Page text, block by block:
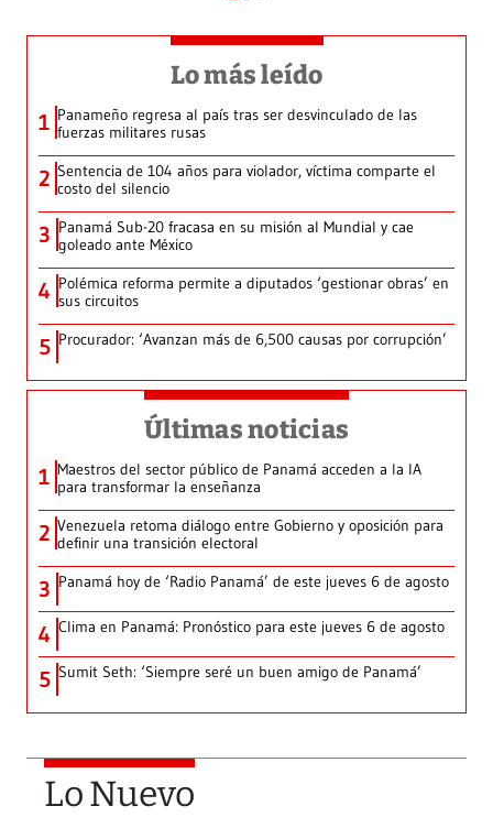
Lo más leído
1 Panameño regresa al país tras ser desvinculado de las
fuerzas militares rusas
2 Sentencia de 104 años para violador, víctima comparte el
costo del silencio
3 Panamá Sub-20 fracasa en su misión al Mundial y cae
goleado ante México
4 Polémica reforma permite a diputados ‘gestionar obras’ en
sus circuitos
5 Procurador: ‘Avanzan más de 6,500 causas por corrupción’
Últimas noticias
1 Maestros del sector público de Panamá acceden a la IA
para transformar la enseñanza
2 Venezuela retoma diálogo entre Gobierno y oposición para
definir una transición electoral
3 Panamá hoy de ‘Radio Panamá’ de este jueves 6 de agosto
4 Clima en Panamá: Pronóstico para este jueves 6 de agosto
5 Sumit Seth: ‘Siempre seré un buen amigo de Panamá’
Lo Nuevo